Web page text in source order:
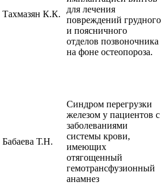
Тахмазян К.К.
для лечения
повреждений грудного
и поясничного
отделов позвоночника
на фоне остеопороза.
Бабаева Т.Н.
Синдром перегрузки
железом у пациентов с
заболеваниями
системы крови,
имеющих
отягощенный
гемотрансфузионный
анамнез